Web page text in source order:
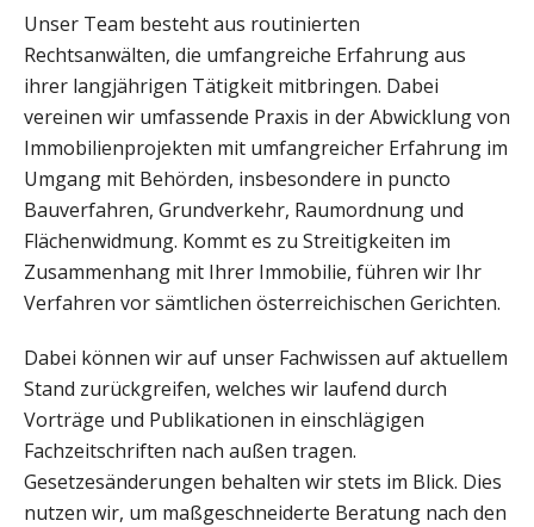
Unser Team besteht aus routinierten
Rechtsanwälten, die umfangreiche Erfahrung aus
ihrer langjährigen Tätigkeit mitbringen. Dabei
vereinen wir umfassende Praxis in der Abwicklung von
Immobilienprojekten mit umfangreicher Erfahrung im
Umgang mit Behörden, insbesondere in puncto
Bauverfahren, Grundverkehr, Raumordnung und
Flächenwidmung. Kommt es zu Streitigkeiten im
Zusammenhang mit Ihrer Immobilie, führen wir Ihr
Verfahren vor sämtlichen österreichischen Gerichten.
Dabei können wir auf unser Fachwissen auf aktuellem
Stand zurückgreifen, welches wir laufend durch
Vorträge und Publikationen in einschlägigen
Fachzeitschriften nach außen tragen.
Gesetzesänderungen behalten wir stets im Blick. Dies
nutzen wir, um maßgeschneiderte Beratung nach den